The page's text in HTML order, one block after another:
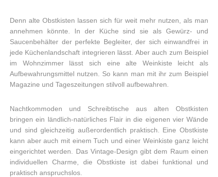
Denn alte Obstkisten lassen sich für weit mehr nutzen, als man
annehmen könnte. In der Küche sind sie als Gewürz- und
Saucenbehälter der perfekte Begleiter, der sich einwandfrei in
jede Küchenlandschaft integrieren lässt. Aber auch zum Beispiel
im Wohnzimmer lässt sich eine alte Weinkiste leicht als
Aufbewahrungsmittel nutzen. So kann man mit ihr zum Beispiel
Magazine und Tageszeitungen stilvoll aufbewahren.
Nachtkommoden und Schreibtische aus alten Obstkisten
bringen ein ländlich-natürliches Flair in die eigenen vier Wände
und sind gleichzeitig außerordentlich praktisch. Eine Obstkiste
kann aber auch mit einem Tuch und einer Weinkiste ganz leicht
eingerichtet werden. Das Vintage-Design gibt dem Raum einen
individuellen Charme, die Obstkiste ist dabei funktional und
praktisch anspruchslos.